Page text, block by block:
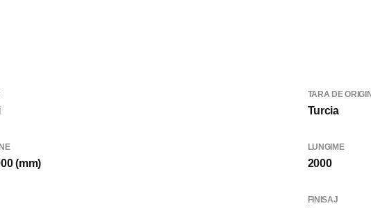
TARA DE
Turcia
(mm)
LUNGIME
2000
FINISAJ